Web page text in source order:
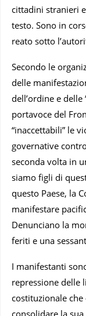
cittadini stranieri
testo. Sono in
reato sotto
Secondo le
delle
dell’ordine e delle
portavoce del
“inaccettabili” le
governative
seconda volta in
siamo figli di
questo Paese, la
manifestare
Denunciano la
feriti e una
I manifestanti
repressione delle
costituzionale
consolidare la